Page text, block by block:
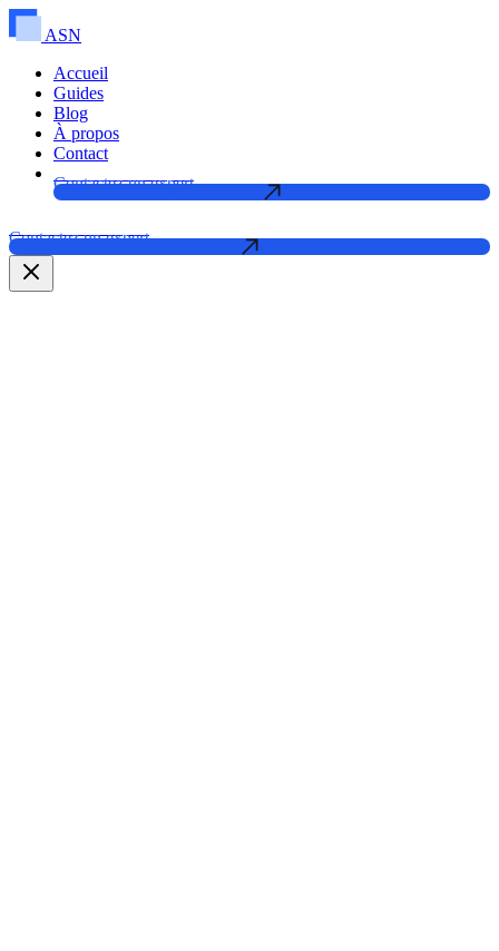
ASN
Accueil
Guides
Blog
À propos
Contact
Contactez un expert
Contactez un expert